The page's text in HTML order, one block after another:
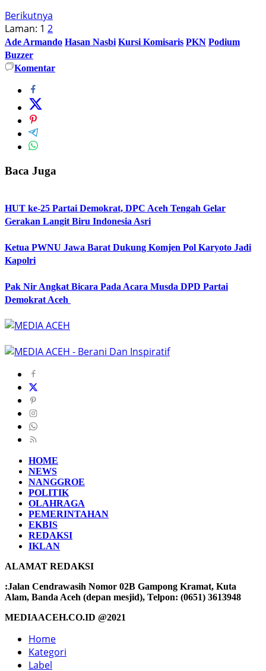
Berikutnya
Laman: 1 2
Ade Armando Hasan Nasbi Kursi Komisaris PKN Podium
Buzzer
Komentar
Baca Juga
HUT ke-25 Partai Demokrat, DPC Aceh Tengah Gelar
Gerakan Langit Biru Indonesia Asri
Ketua PWNU Jawa Barat Dukung Komjen Pol Karyoto Jadi
Kapolri
Pak Nir Angkat Bicara Pada Acara Musda DPD Partai
Demokrat Aceh
HOME
NEWS
NANGGROE
POLITIK
OLAHRAGA
PEMERINTAHAN
EKBIS
REDAKSI
IKLAN
ALAMAT REDAKSI
:Jalan Cendrawasih Nomor 02B Gampong Kramat, Kuta
Alam, Banda Aceh (depan mesjid), Telpon: (0651) 3613948
MEDIAACEH.CO.ID @2021
Home
Kategori
Label